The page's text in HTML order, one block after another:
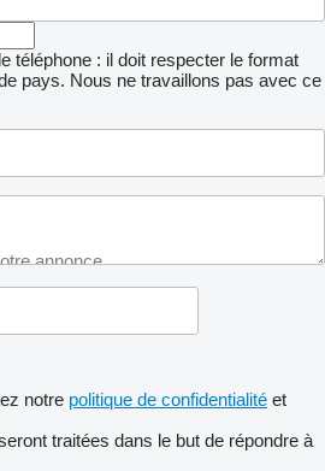
téléphone : il doit respecter le format
pays. Nous ne travaillons pas avec ce
notre politique de confidentialité et
traitées dans le but de répondre à